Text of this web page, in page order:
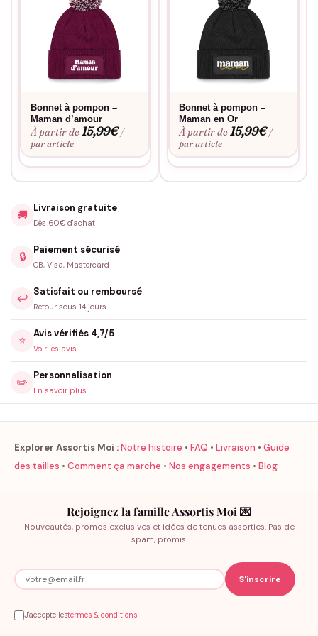
immense impact qui affirme clairement « tu es spéciale ».
Offrez-le, et voyez l’émotion sur le visage de votre maman
lorsqu’elle découvrira ce précieux cadeau.
Bonnet à pompon –
Maman d’amour
À partir de15,99€ /
par article
Bonnet à pompon –
Maman en Or
À partir de15,99€ /
par article
🚚
Livraison gratuite
Dès 60€ d'achat
🔒
Paiement sécurisé
CB, Visa, Mastercard
↩️
Satisfait ou remboursé
Retour sous 14 jours
⭐
Avis vérifiés 4,7/5
Voir les avis
✏️
Personnalisation
En savoir plus
Explorer Assortis Moi :Notre histoire • FAQ • Livraison • Guide
des tailles • Comment ça marche • Nos engagements • Blog
Rejoignez la famille Assortis Moi 💌
Nouveautés, promos exclusives et idées de tenues assorties. Pas de
spam, promis.
J'accepte lestermes & conditions